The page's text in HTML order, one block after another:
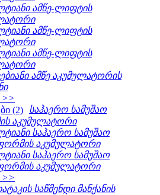
ამწე-ლიფტის
ამწე-ლიფტის
ამწე-ლიფტის
ამწე აკუმულატორის
>>
საჰაერო სამუშაო
აკუმულატორი
საჰაერო სამუშაო
აკუმულატორი
საჰაერო სამუშაო
აკუმულატორი
>>
საწმენდი მანქანის